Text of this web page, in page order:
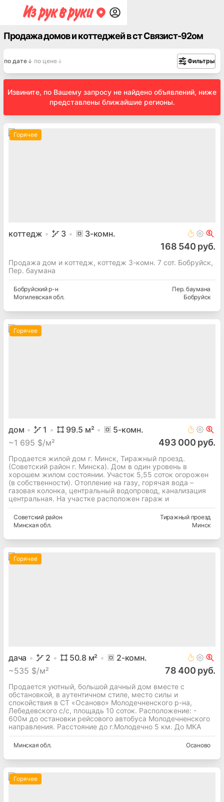
Продажа домов и коттеджей в ст Связист-92ом
по дате по цене Фильтры
Извините, по Вашему запросу не найдено объявлений, ниже
представлены ближайшие регионы.
Горячее
коттедж 3 3-комн.
168 540 руб.
Продажа дом и коттедж, коттедж 3-комн. 7 сот. Бобруйск,
Пер. баумана
Бобруйскийр-н
Могилевская обл.
Пер. баумана
Бобруйск
Горячее
дом 1 99.5 м² 5-комн.
~1 695 $/м² 493 000 руб.
Продается жилой дом г. Минск, Тиражный проезд.
(Советский район г. Минска). Дом в один уровень в
хорошем жилом состоянии. Участок 5,55 соток огорожен
(в собственности). Отопление на газу, горячая вода –
газовая колонка, центральный водопровод, канализация
центральная. На участке расположен гараж и
Советскийрайон
Минская обл.
Тиражный проезд
Минск
Горячее
дача 2 50.8 м² 2-комн.
~535 $/м² 78 400 руб.
Продается уютный, большой дачный дом вместе с
обстановкой, в аутентичном стиле, место силы и
спокойствия в СТ «Осаново» Молодечненского р-на,
Лебедевского с/с, площадь 10 соток. Расположение: -
600м до остановки рейсового автобуса Молодечненского
направления. Расстояние до г.Молодечно 5 км. До МКА
Минская обл. Осаново
Горячее